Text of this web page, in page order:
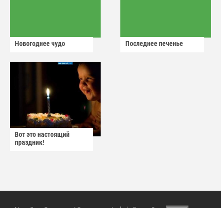
Новогоднее чудо Последнее печенье
Вот это настоящий
праздник!